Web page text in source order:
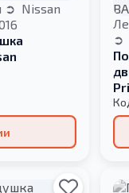
Nissan